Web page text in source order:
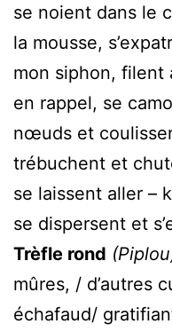
se noient dans le
la mousse,
mon siphon, filent
en rappel, se
nœuds et
trébuchent et
se laissent aller –
se dispersent et
Trèfle rond
mûres, / d’autres
échafaud/